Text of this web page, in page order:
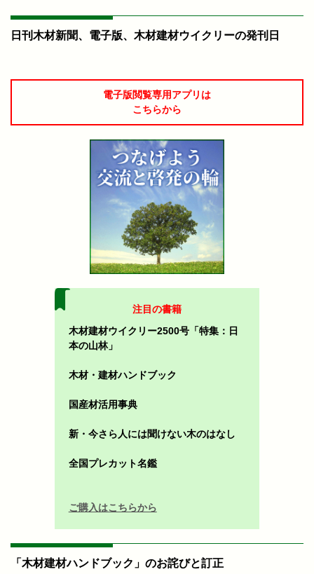
日刊木材新聞、電子版、木材建材ウイクリーの発刊日
電子版閲覧専用アプリは
こちらから
注目の書籍
木材建材ウイクリー2500号「特集：日
本の山林」
木材・建材ハンドブック
国産材活用事典
新・今さら人には聞けない木のはなし
全国プレカット名鑑
ご購入はこちらから
「木材建材ハンドブック」のお詫びと訂正